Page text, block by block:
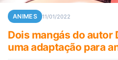
ANIMES 11/01/2022
Dois mangás do autor
uma adaptação para